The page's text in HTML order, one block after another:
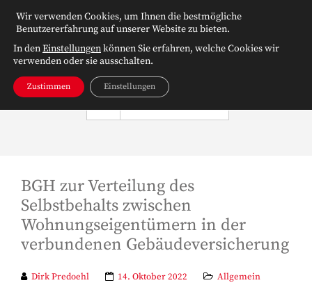
BGH zur Verteilung des
Selbstbehalts zwischen
Wohnungseigentümern in der
verbundenen Gebäudeversicherung
Dirk Predoehl 14. Oktober 2022 Allgemein
Wir verwenden Cookies, um Ihnen die bestmögliche
Benutzererfahrung auf unserer Website zu bieten.
In denEinstellungenkönnen Sie erfahren, welche Cookies wir
verwenden oder sie ausschalten.
Zustimmen Einstellungen